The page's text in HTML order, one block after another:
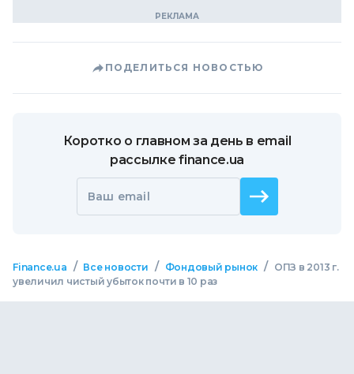
ПОДЕЛИТЬСЯ НОВОСТЬЮ
Коротко о главном за день в email
рассылке finance.ua
Ваш email
Finance.ua / Все новости / Фондовый рынок /
ОПЗ в 2013 г.
увеличил чистый убыток почти в 10 раз